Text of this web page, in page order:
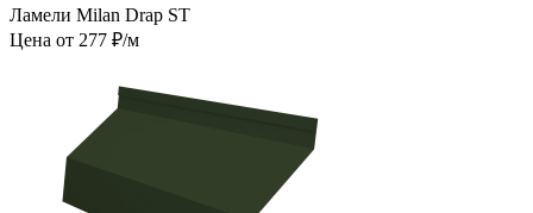
Ламели Milan Drap ST
Цена от 277 ₽/м